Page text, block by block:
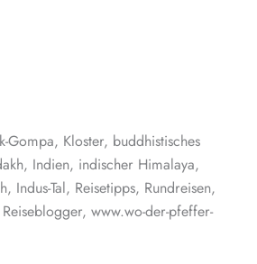
Gompa, Kloster, buddhistisches
Indien, indischer Himalaya,
Indus-Tal, Reisetipps, Rundreisen,
www.wo-der-pfeffer-